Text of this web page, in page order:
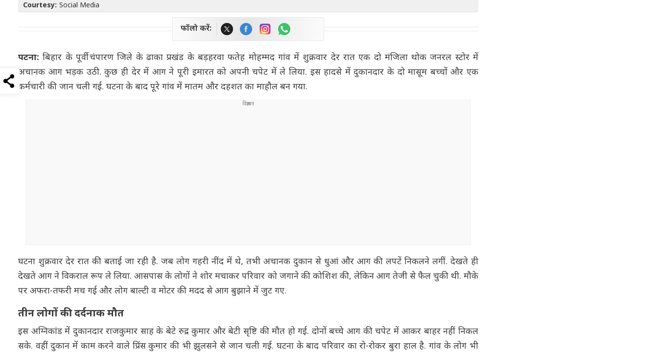
Courtesy: Social Media
फॉलो करें:
पटना:बिहार के पूर्वी चंपारण जिले के ढाका प्रखंड के बड़हरवा फतेह मोहम्मद गांव में शुक्रवार देर रात एक दो मंजिला थोक जनरल स्टोर में
अचानक आग भड़क उठी. कुछ ही देर में आग ने पूरी इमारत को अपनी चपेट में ले लिया. इस हादसे में दुकानदार के दो मासूम बच्चों और एक
कर्मचारी की जान चली गई. घटना के बाद पूरे गांव में मातम और दहशत का माहौल बन गया.
घटना शुक्रवार देर रात की बताई जा रही है. जब लोग गहरी नींद में थे, तभी अचानक दुकान से धुआं और आग की लपटें निकलने लगीं. देखते ही
देखते आग ने विकराल रूप ले लिया. आसपास के लोगों ने शोर मचाकर परिवार को जगाने की कोशिश की, लेकिन आग तेजी से फैल चुकी थी. मौके
पर अफरा-तफरी मच गई और लोग बाल्टी व मोटर की मदद से आग बुझाने में जुट गए.
तीन लोगों की दर्दनाक मौत
इस अग्निकांड में दुकानदार राजकुमार साह के बेटे रुद्र कुमार और बेटी सृष्टि की मौत हो गई. दोनों बच्चे आग की चपेट में आकर बाहर नहीं निकल
सके. वहीं दुकान में काम करने वाले प्रिंस कुमार की भी झुलसने से जान चली गई. घटना के बाद परिवार का रो-रोकर बुरा हाल है. गांव के लोग भी